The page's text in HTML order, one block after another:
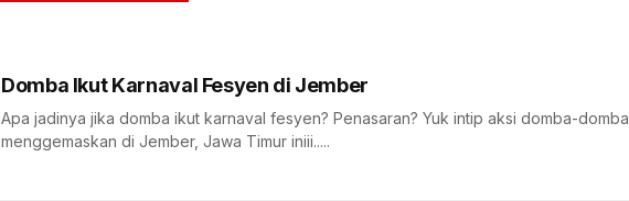
Domba Ikut Karnaval Fesyen di Jember
Apa jadinya jika domba ikut karnaval fesyen? Penasaran? Yuk intip aksi domba-domba
menggemaskan di Jember, Jawa Timur iniii.....